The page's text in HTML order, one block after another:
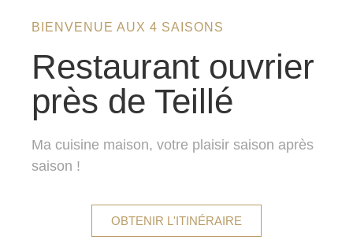
BIENVENUE AUX 4 SAISONS
Restaurant ouvrier
près de Teillé
Ma cuisine maison, votre plaisir saison après
saison !
OBTENIR L'ITINÉRAIRE